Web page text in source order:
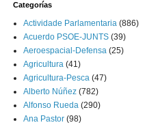
Categorías
Actividade Parlamentaria (886)
Acuerdo PSOE-JUNTS (39)
Aeroespacial-Defensa (25)
Agricultura (41)
Agricultura-Pesca (47)
Alberto Núñez (782)
Alfonso Rueda (290)
Ana Pastor (98)